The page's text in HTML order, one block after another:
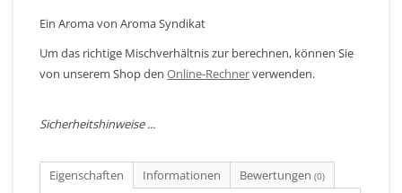
Ein Aroma von Aroma Syndikat
Um das richtige Mischverhältnis zur berechnen, können Sie
von unserem Shop den Online-Rechnerverwenden.
Sicherheitshinweise ...
Eigenschaften Informationen Bewertungen (0)